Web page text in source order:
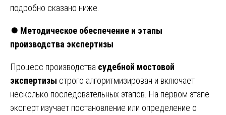
подробно сказано ниже.
⏺️ Методическое обеспечение и этапы
производства экспертизы
Процесс производства судебной мостовой
экспертизы строго алгоритмизирован и включает
несколько последовательных этапов. На первом этапе
эксперт изучает постановление или определение о